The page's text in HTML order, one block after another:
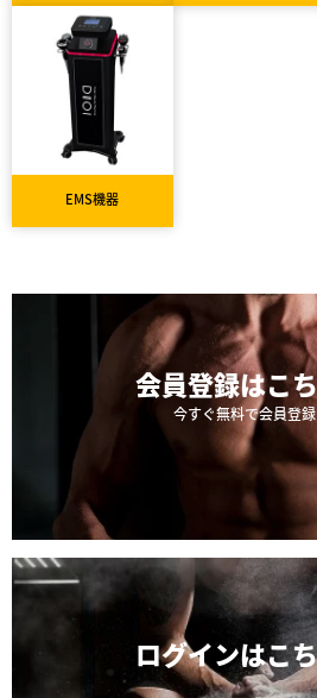
EMS機器
会員登録はこ
今すぐ無料で会員登
ログインはこ